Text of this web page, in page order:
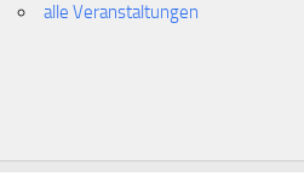
alle Veranstaltungen